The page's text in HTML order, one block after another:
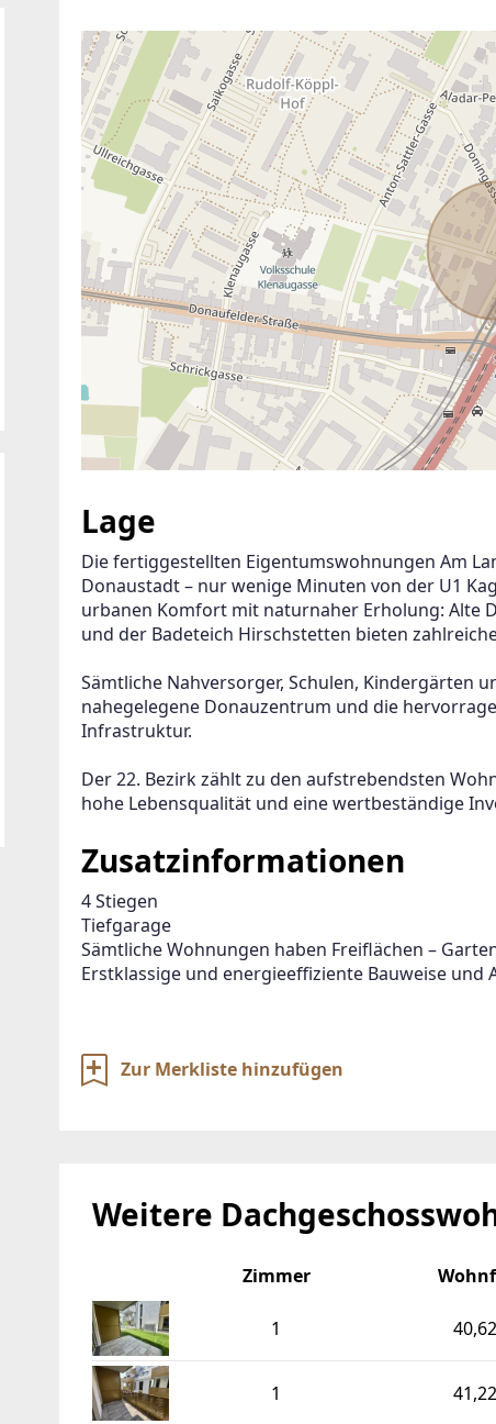
ANBIETER KONTAKTIEREN
Lage
Die fertiggestellten Eigentumswohnungen Am
Donaustadt – nur wenige Minuten von der U1
urbanen Komfort mit naturnaher Erholung: Alte
und der Badeteich Hirschstetten bieten
Sämtliche Nahversorger, Schulen, Kindergärten
nahegelegene Donauzentrum und die
Infrastruktur.
Der 22. Bezirk zählt zu den aufstrebendsten
hohe Lebensqualität und eine wertbeständige
Zusatzinformationen
4 Stiegen
Tiefgarage
Sämtliche Wohnungen haben Freiflächen –
Erstklassige und energieeffiziente Bauweise und
Zur Merkliste hinzufügen
Weitere
Zimmer
1
1